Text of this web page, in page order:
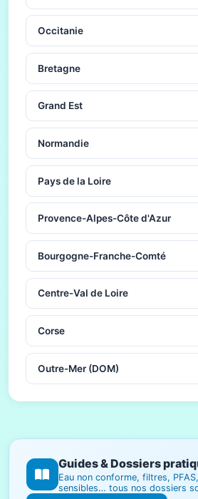
Occitanie
Bretagne
Grand Est
Normandie
Pays de la Loire
Provence-Alpes-Côte d'Azur
Bourgogne-Franche-Comté
Centre-Val de Loire
Corse
Outre-Mer (DOM)
Guides & Dossiers
Eau non conforme, filtres,
sensibles… tous nos dossiers